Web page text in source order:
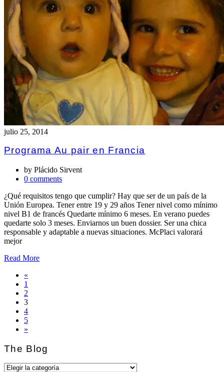
julio 25, 2014
Programa Au pair en Francia
by Plácido Sirvent
0 comments
¿Qué requisitos tengo que cumplir? Hay que ser de un país de la
Unión Europea. Tener entre 19 y 29 años Tener nivel como mínimo
nivel B1 de francés Quedarte mínimo 6 meses. En verano puedes
quedarte solo 3 meses. Enviarnos un buen dossier. Ser una chica
responsable y adaptable a nuevas situaciones. McPlaci valorará
mejor
Read More
«
1
2
3
4
5
»
The Blog
The